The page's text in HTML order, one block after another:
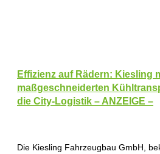
Effizienz auf Rädern: Kiesling
maßgeschneiderten
die City-Logistik – ANZEIGE –
Die Kiesling Fahrzeugbau GmbH,